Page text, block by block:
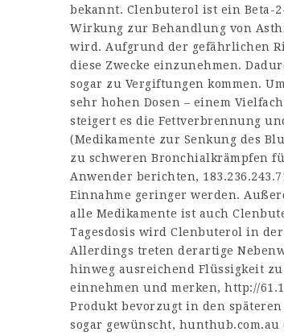
bekannt. Clenbuterol ist ein Beta-
Wirkung zur Behandlung von
wird. Aufgrund der gefährlichen
diese Zwecke einzunehmen.
sogar zu Vergiftungen kommen.
sehr hohen Dosen – einem
steigert es die Fettverbrennung
(Medikamente zur Senkung des
zu schweren Bronchialkrämpfen
Anwender berichten,
Einnahme geringer werden.
alle Medikamente ist auch
Tagesdosis wird Clenbuterol in
Allerdings treten derartige
hinweg ausreichend Flüssigkeit
einnehmen und merken, http://
Produkt bevorzugt in den
sogar gewünscht, hunthub.com.au